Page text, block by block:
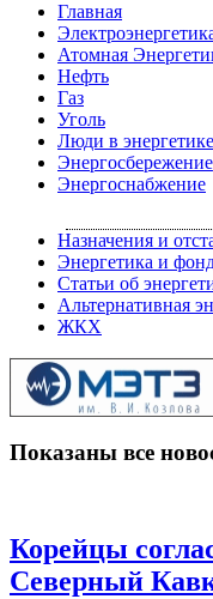
Главная
Атомная
Нефть
Газ
Уголь
Люди в энергетике
Энергосбережение
Энергоснабжение
Назначения и
Энергетика и
Статьи об
Альтернативная
ЖКХ
Показаны все
Корейцы
Северный